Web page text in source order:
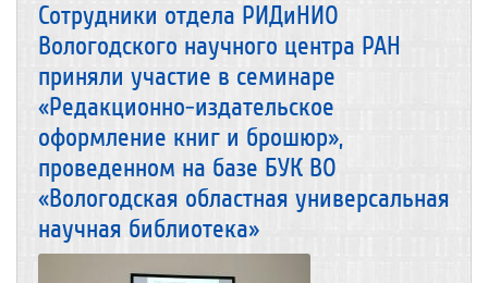
Сотрудники отдела РИДиНИО
Вологодского научного центра РАН
приняли участие в семинаре
«Редакционно-издательское
оформление книг и брошюр»,
проведенном на базе БУК ВО
«Вологодская областная универсальная
научная библиотека»